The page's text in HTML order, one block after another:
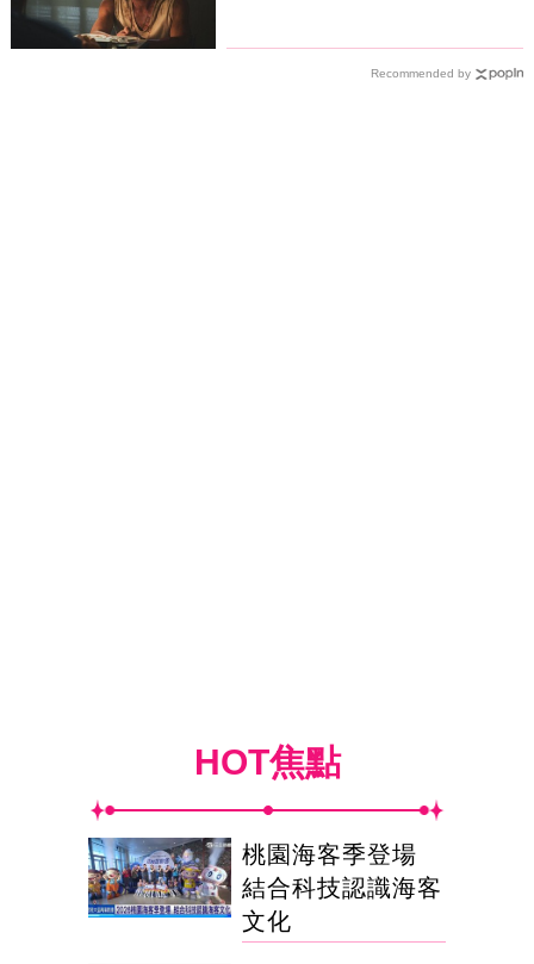
Recommended by
HOT焦點
桃園海客季登場
結合科技認識海客
文化